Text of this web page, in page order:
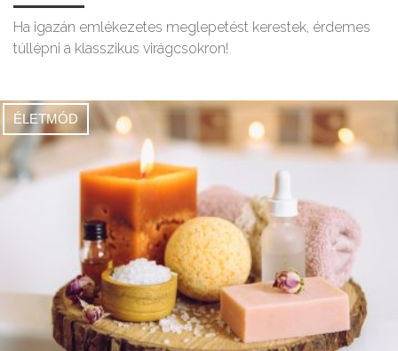
Ha igazán emlékezetes meglepetést kerestek, érdemes
túllépni a klasszikus virágcsokron!
ÉLETMÓD